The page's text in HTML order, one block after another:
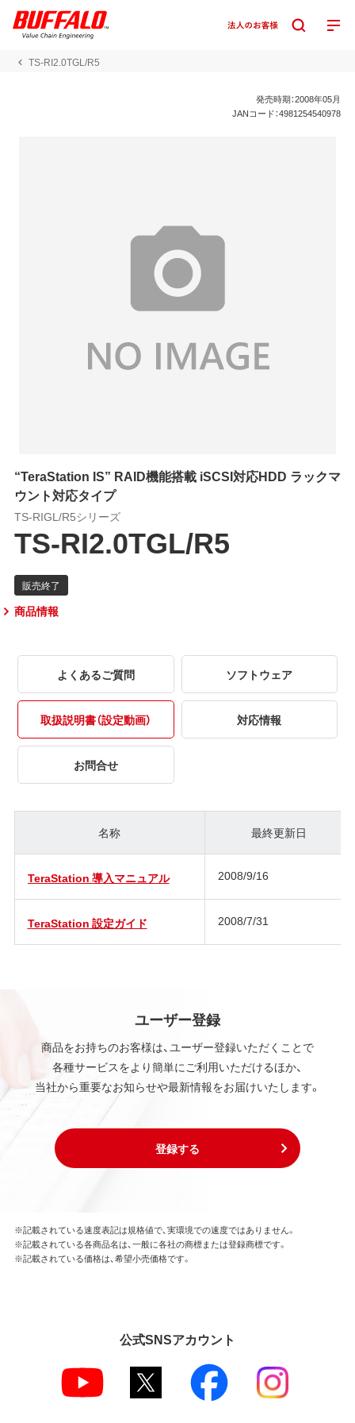
TS-RI2.0TGL/R5
発売時期：2008年05月
JANコード：4981254540978
“TeraStation IS” RAID機能搭載 iSCSI対応HDD ラックマ
ウント対応タイプ
TS-RIGL/R5シリーズ
TS-RI2.0TGL/R5
商品情報
よくあるご質問 ソフトウェア
取扱説明書（設定動画） 対応情報
お問合せ
名称 最終更新日
TeraStation 導入マニュアル 2008/9/16
TeraStation 設定ガイド 2008/7/31
ユーザー登録
商品をお持ちのお客様は、ユーザー登録いただくことで
各種サービスをより簡単にご利用いただけるほか、
当社から重要なお知らせや最新情報をお届けいたします。
登録する
※記載されている速度表記は規格値で、実環境での速度ではありません。
※記載されている各商品名は、一般に各社の商標または登録商標です。
※記載されている価格は、希望小売価格です。
公式SNSアカウント